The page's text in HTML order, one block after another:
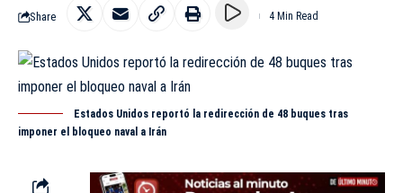
Share 4 Min Read
Estados Unidos reportó la redirección de 48 buques tras
imponer el bloqueo naval a Irán